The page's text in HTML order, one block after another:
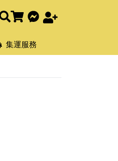
集運服務